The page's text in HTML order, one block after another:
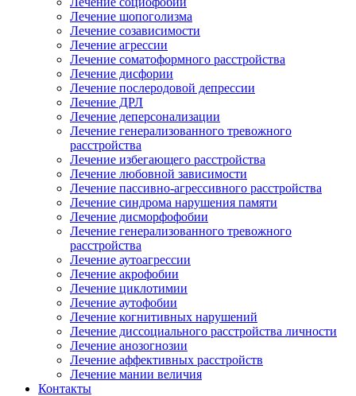
Лечение шопоголизма
Лечение созависимости
Лечение агрессии
Лечение соматоформного расстройства
Лечение дисфории
Лечение послеродовой депрессии
Лечение ДРЛ
Лечение деперсонализации
Лечение генерализованного тревожного
расстройства
Лечение избегающего расстройства
Лечение любовной зависимости
Лечение пассивно-агрессивного расстройства
Лечение синдрома нарушения памяти
Лечение дисморфофобии
Лечение генерализованного тревожного
расстройства
Лечение аутоагрессии
Лечение акрофобии
Лечение циклотимии
Лечение аутофобии
Лечение когнитивных нарушений
Лечение диссоциального расстройства личности
Лечение анозогнозии
Лечение аффективных расстройств
Лечение мании величия
Контакты